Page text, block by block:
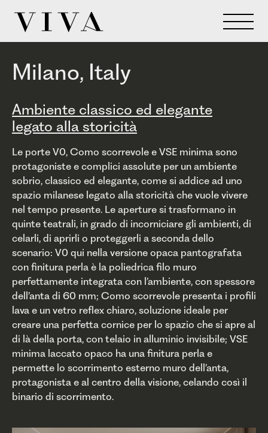
Milano, Italy
Ambiente classico ed elegante
legato alla storicità
Le porte V0, Como scorrevole e VSE minima sono
protagoniste e complici assolute per un ambiente
sobrio, classico ed elegante, come si addice ad uno
spazio milanese legato alla storicità che vuole vivere
nel tempo presente. Le aperture si trasformano in
quinte teatrali, in grado di incorniciare gli ambienti, di
celarli, di aprirli o proteggerli a seconda dello
scenario: V0 qui nella versione opaca pantografata
con finitura perla è la poliedrica filo muro
perfettamente integrata con l’ambiente, con spessore
dell’anta di 60 mm; Como scorrevole presenta i profili
lava e un vetro reflex chiaro, soluzione ideale per
creare una perfetta cornice per lo spazio che si apre al
di là della porta, con telaio in alluminio invisibile; VSE
minima laccato opaco ha una finitura perla e
permette lo scorrimento esterno muro dell’anta,
protagonista e al centro della visione, celando così il
binario di scorrimento.